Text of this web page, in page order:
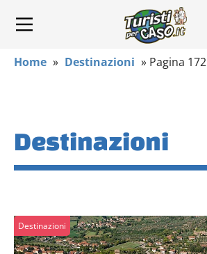
Home » Destinazioni » Pagina 172
Destinazioni
Destinazioni